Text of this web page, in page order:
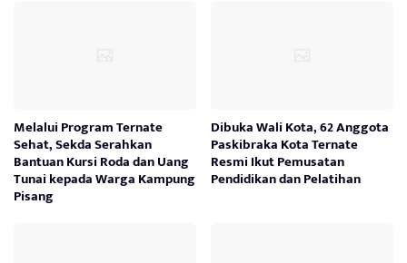
Melalui Program Ternate
Sehat, Sekda Serahkan
Bantuan Kursi Roda dan Uang
Tunai kepada Warga Kampung
Pisang
Dibuka Wali Kota, 62 Anggota
Paskibraka Kota Ternate
Resmi Ikut Pemusatan
Pendidikan dan Pelatihan